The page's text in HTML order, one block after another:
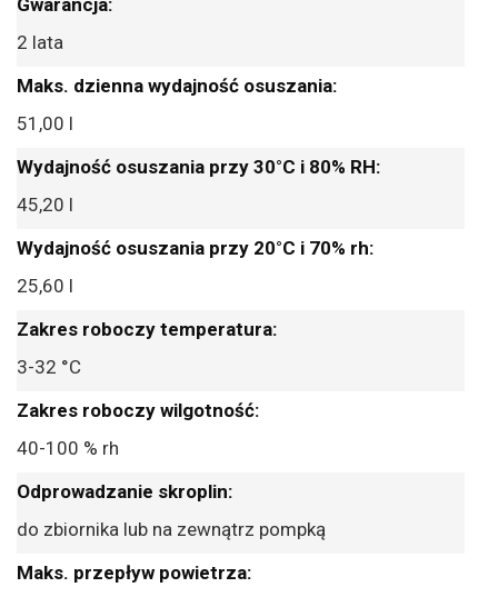
2 lata
51,00 l
45,20 l
25,60 l
3-32 °C
40-100 % rh
do zbiornika lub na zewnątrz pompką